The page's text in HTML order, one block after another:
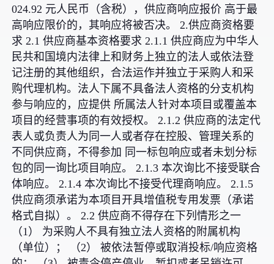
024.92 元人民币（含税），供应商响应报价 高于最
高响应限价的，其响应将被否决。 2.供应商资格要
求 2.1 供应商基本资格要求 2.1.1 供应商应为中华人
民共和国境内法律上和财务上独立的法人或依法登
记注册的其他组织，合法运作并独立于采购人和采
购代理机构。法人下属不具备法人资格的分支机构
参与响应的，应提供 所属法人针对本项目或覆盖本
项目的经营事项的有效授权。 2.1.2 供应商的法定代
表人或负责人为同一人或者存在控股、管理关系的
不同供应商，不得参加 同一标包响应或者未划分标
包的同一询比项目响应。 2.1.3 本次询比不接受联合
体响应。 2.1.4 本次询比不接受代理商响应。 2.1.5
供应商须承诺为本项目开具增值税专用发票（承诺
格式自拟）。 2.2 供应商不得存在下列情形之一
（1） 为采购人不具有独立法人资格的附属机构
（单位）； （2） 被依法暂停或取消投标/响应资格